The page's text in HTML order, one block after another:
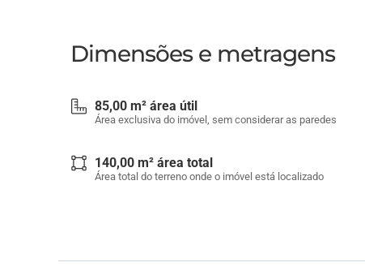
Dimensões e metragens
85,00 m² área útil
Área exclusiva do imóvel, sem considerar as paredes
140,00 m² área total
Área total do terreno onde o imóvel está localizado